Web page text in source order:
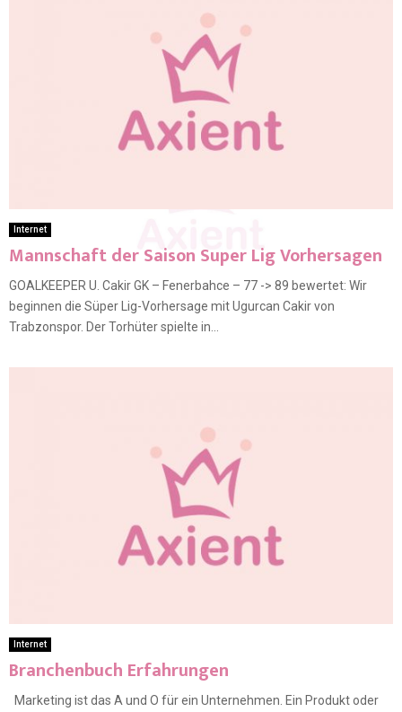
Internet
Mannschaft der Saison Super Lig Vorhersagen
GOALKEEPER U. Cakir GK – Fenerbahce – 77 -> 89 bewertet: Wir
beginnen die Süper Lig-Vorhersage mit Ugurcan Cakir von
Trabzonspor. Der Torhüter spielte in...
Internet
Branchenbuch Erfahrungen
Marketing ist das A und O für ein Unternehmen. Ein Produkt oder